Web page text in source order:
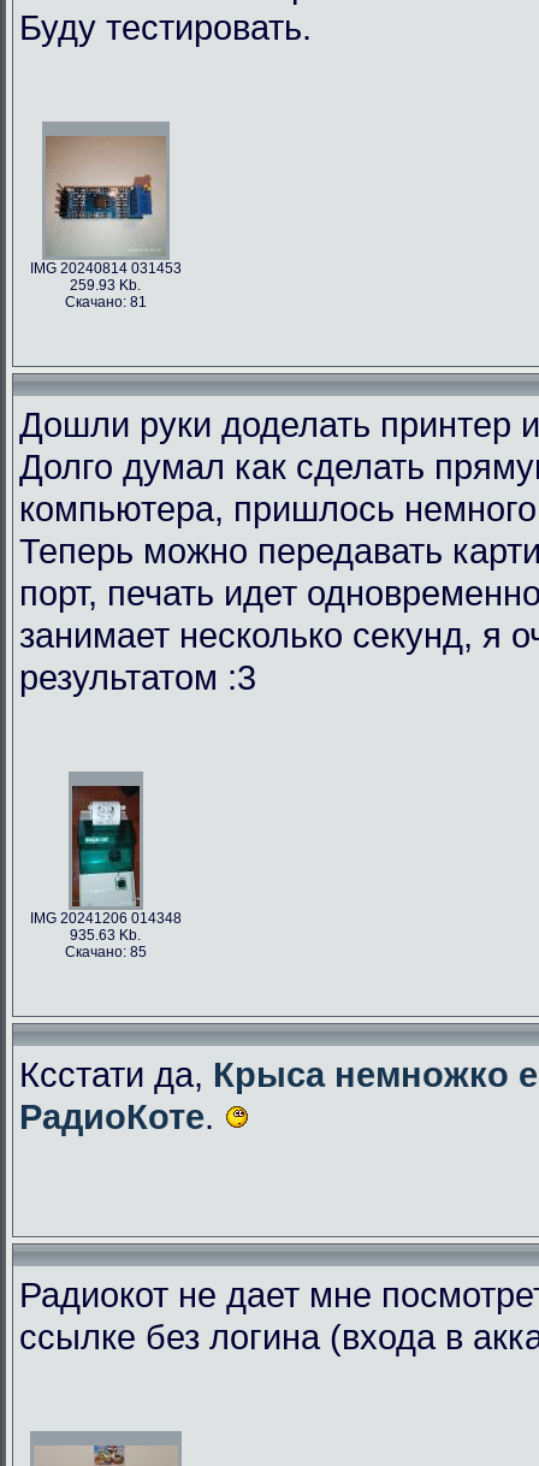
Буду тестировать.
IMG 20240814 031453
259.93 Kb.
Скачано: 81
Дошли руки доделать принтер
Долго думал как сделать
компьютера, пришлось немного
Теперь можно передавать
порт, печать идет
занимает несколько секунд, я
результатом :3
IMG 20241206 014348
935.63 Kb.
Скачано: 85
Ксстати да, Крыса немножко
РадиоКоте.
Радиокот не дает мне
ссылке без логина (входа в